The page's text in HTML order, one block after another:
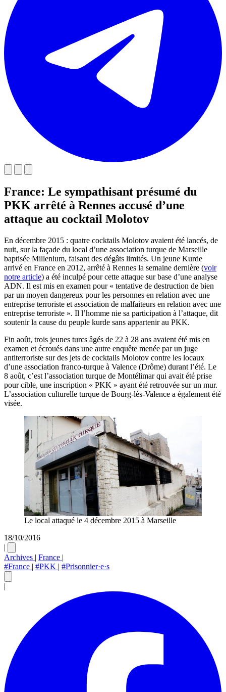
France: Le sympathisant présumé du
PKK arrêté à Rennes accusé d’une
attaque au cocktail Molotov
En décembre 2015 : quatre cocktails Molotov avaient été lancés, de
nuit, sur la façade du local d’une association turque de Marseille
baptisée Millenium, faisant des dégâts limités. Un jeune Kurde
arrivé en France en 2012, arrêté à Rennes la semaine dernière (voir
notre article) a été inculpé pour cette attaque sur base d’une analyse
ADN. Il est mis en examen pour « tentative de destruction de bien
par un moyen dangereux pour les personnes en relation avec une
entreprise terroriste et association de malfaiteurs en relation avec une
entreprise terroriste ». Il l’homme nie sa participation à l’attaque, dit
soutenir la cause du peuple kurde sans appartenir au PKK.
Fin août, trois jeunes turcs âgés de 22 à 28 ans avaient été mis en
examen et écroués dans une autre enquête menée par un juge
antiterroriste sur des jets de cocktails Molotov contre les locaux
d’une association franco-turque à Valence (Drôme) durant l’été. Le
8 août, c’est l’association turque de Montélimar qui avait été prise
pour cible, une inscription « PKK » ayant été retrouvée sur un mur.
L’association culturelle turque de Bourg-lès-Valence a également été
visée.
Le local attaqué le 4 décembre 2015 à Marseille
18/10/2016
|
Archives | France |
#France | #PKK | #Prisonnier·e·s
|